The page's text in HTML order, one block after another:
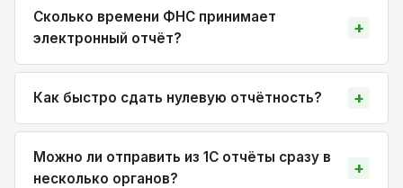
Сколько времени ФНС принимает
электронный отчёт?
Как быстро сдать нулевую отчётность?
Можно ли отправить из 1С отчёты сразу в
несколько органов?